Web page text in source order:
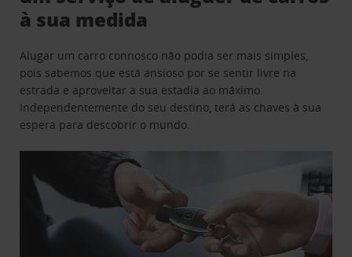
à sua medida
Alugar um carro connosco não podia ser mais simples,
pois sabemos que está ansioso por se sentir livre na
estrada e aproveitar a sua estadia ao máximo.
Independentemente do seu destino, terá as chaves à sua
espera para descobrir o mundo.